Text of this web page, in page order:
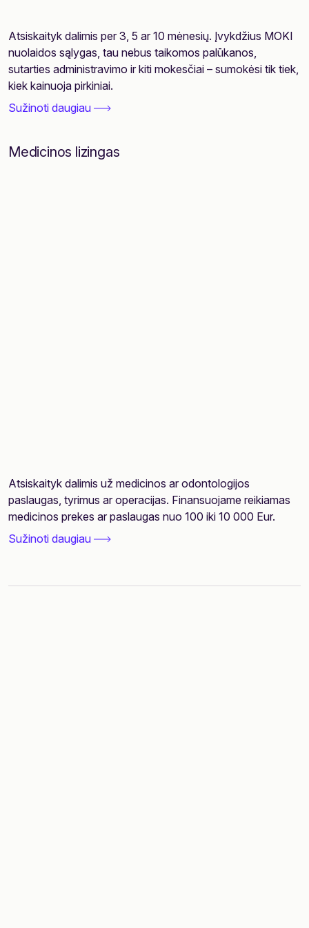
Atsiskaityk dalimis per 3, 5 ar 10 mėnesių. Įvykdžius MOKI
nuolaidos sąlygas, tau nebus taikomos palūkanos,
sutarties administravimo ir kiti mokesčiai – sumokėsi tik tiek,
kiek kainuoja pirkiniai.
Sužinoti daugiau
Medicinos lizingas
Atsiskaityk dalimis už medicinos ar odontologijos
paslaugas, tyrimus ar operacijas. Finansuojame reikiamas
medicinos prekes ar paslaugas nuo 100 iki 10 000 Eur.
Sužinoti daugiau